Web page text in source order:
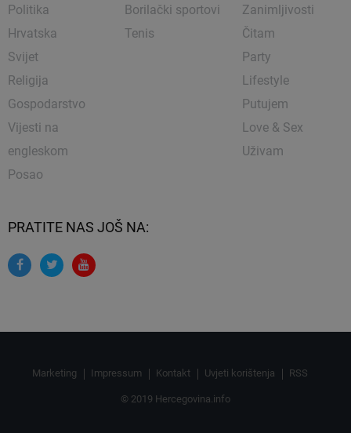
Politika
Hrvatska
Svijet
Religija
Gospodarstvo
Vijesti na
engleskom
Posao
Borilački sportovi
Tenis
Zanimljivosti
Čitam
Party
Lifestyle
Putujem
Love & Sex
Uživam
PRATITE NAS JOŠ NA:
Marketing Impressum Kontakt Uvjeti korištenja RSS
© 2019 Hercegovina.info